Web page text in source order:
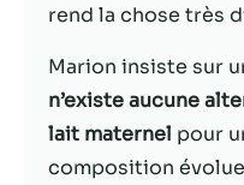
rend la chose très
Marion insiste sur
n’existe aucune
lait maternel pour
composition